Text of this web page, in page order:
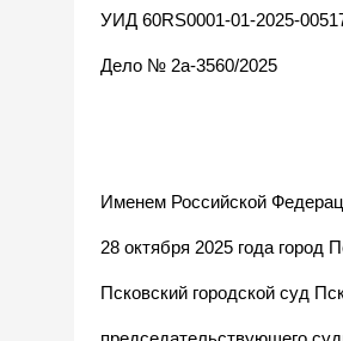
УИД 60RS0001-01-2025-
Дело № 2а-3560/2025
Именем Российской
28 октября 2025 года город
Псковский городской суд